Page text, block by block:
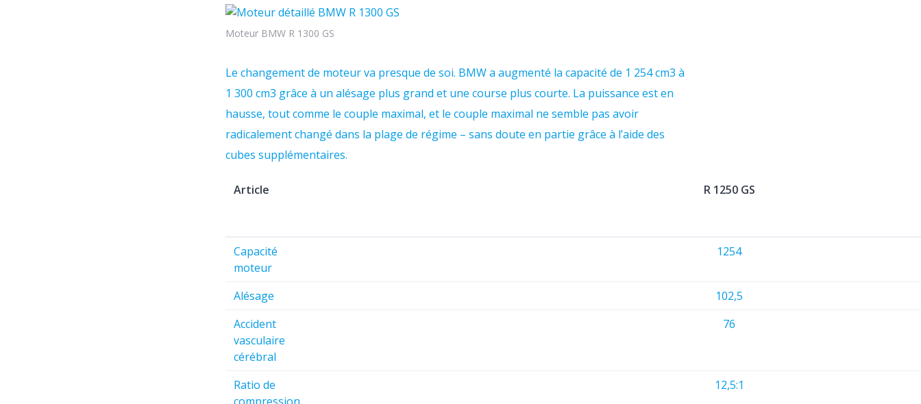
Moteur BMW R 1300 GS
Le changement de moteur va presque de soi. BMW a augmenté la capacité de 1 254 cm3 à
1 300 cm3 grâce à un alésage plus grand et une course plus courte. La puissance est en
hausse, tout comme le couple maximal, et le couple maximal ne semble pas avoir
radicalement changé dans la plage de régime – sans doute en partie grâce à l’aide des
cubes supplémentaires.
Article R 1250 GS
Capacité
moteur
1254
Alésage
102,5
Accident
vasculaire
cérébral
76
Ratio de
12,5:1